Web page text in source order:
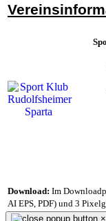
Download: Im
AI EPS, PDF) und 3
×